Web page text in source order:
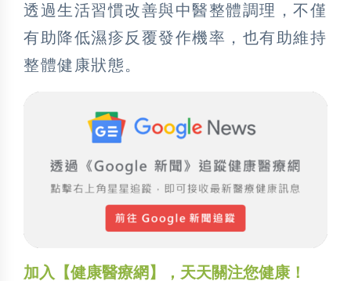
透過生活習慣改善與中醫整體調理，不僅
有助降低濕疹反覆發作機率，也有助維持
整體健康狀態。
加入【健康醫療網】，天天關注您健康！